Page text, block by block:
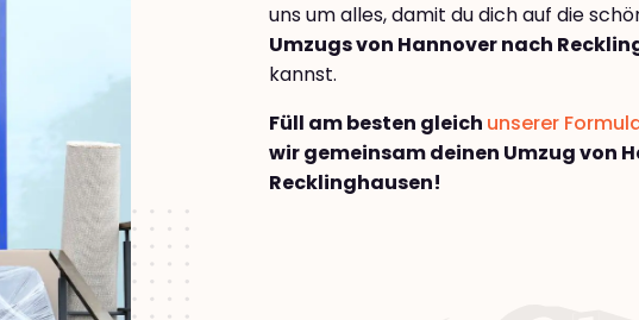
uns um alles, damit du dich auf die
Umzugs von Hannover nach
kannst.
Füll am besten gleich unserer
wir gemeinsam deinen Umzug von
Recklinghausen!